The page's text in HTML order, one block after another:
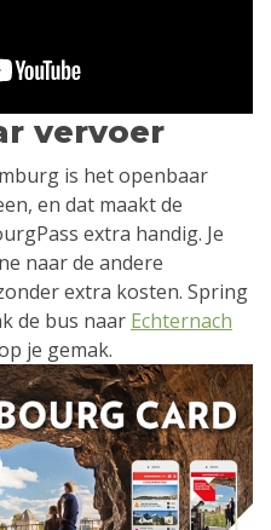
vervoer
is het openbaar
en dat maakt de
extra handig. Je
naar de andere
extra kosten. Spring
de bus naar Echternach
je gemak.